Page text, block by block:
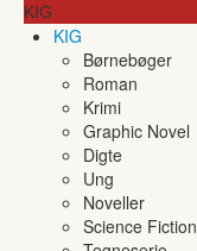
KIG
KIG
Børnebøger
Roman
Krimi
Graphic Novel
Digte
Ung
Noveller
Science Fiction